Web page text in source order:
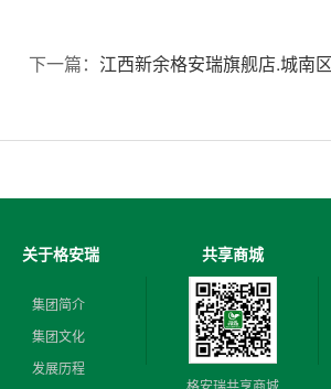
下一篇： 江西新余格安瑞旗舰店.城南
关于格安瑞
集团简介
集团文化
发展历程
共享商城
格安瑞共享商城